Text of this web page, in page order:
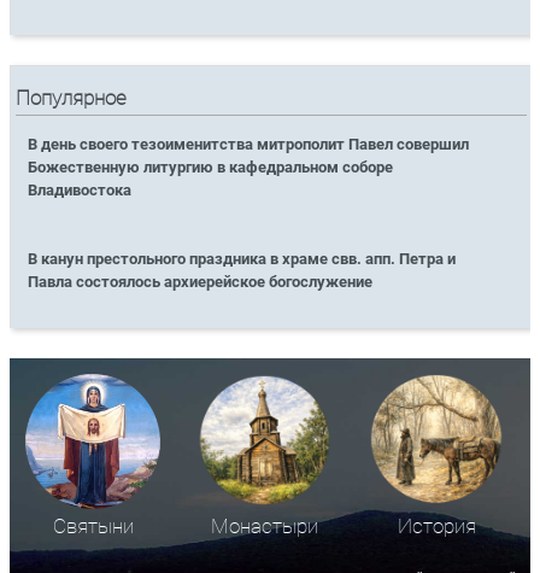
Популярное
В день своего тезоименитства митрополит Павел совершил
Божественную литургию в кафедральном соборе
Владивостока
В канун престольного праздника в храме свв. апп. Петра и
Павла состоялось архиерейское богослужение
Святыни Монастыри История